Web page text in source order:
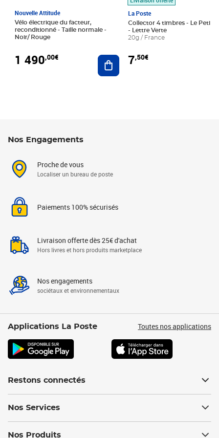
Nouvelle Attitude
Vélo électrique du facteur,
reconditionné - Taille normale -
Noir/ Rouge
1 490,00€ Ajouter au panier
La Poste
Collector 4 timbres - Le Petit
- Lettre Verte
20g / France
7,50€
Nos Engagements
Proche de vous
Localiser un bureau de poste
Paiements 100% sécurisés
Livraison offerte dès 25€ d'achat
Hors livres et hors produits marketplace
Nos engagements
sociétaux et environnementaux
Applications La Poste Toutes nos applications
Restons connectés
Nos Services
Nos Produits